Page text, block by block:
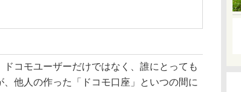
コモユーザーだけではなく、誰にとっても
他人の作った「ドコモ口座」といつの間に